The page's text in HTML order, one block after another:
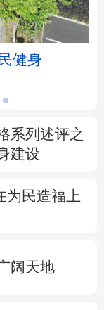
山西
江苏
西藏
健身
系列述评之
建设
为民造福上
阔天地